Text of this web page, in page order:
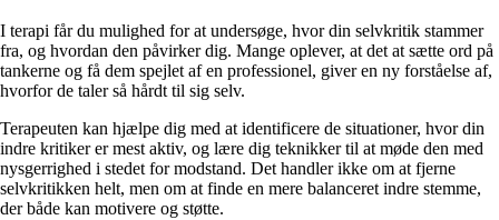
I terapi får du mulighed for at undersøge, hvor din selvkritik stammer
fra, og hvordan den påvirker dig. Mange oplever, at det at sætte ord på
tankerne og få dem spejlet af en professionel, giver en ny forståelse af,
hvorfor de taler så hårdt til sig selv.
Terapeuten kan hjælpe dig med at identificere de situationer, hvor din
indre kritiker er mest aktiv, og lære dig teknikker til at møde den med
nysgerrighed i stedet for modstand. Det handler ikke om at fjerne
selvkritikken helt, men om at finde en mere balanceret indre stemme,
der både kan motivere og støtte.